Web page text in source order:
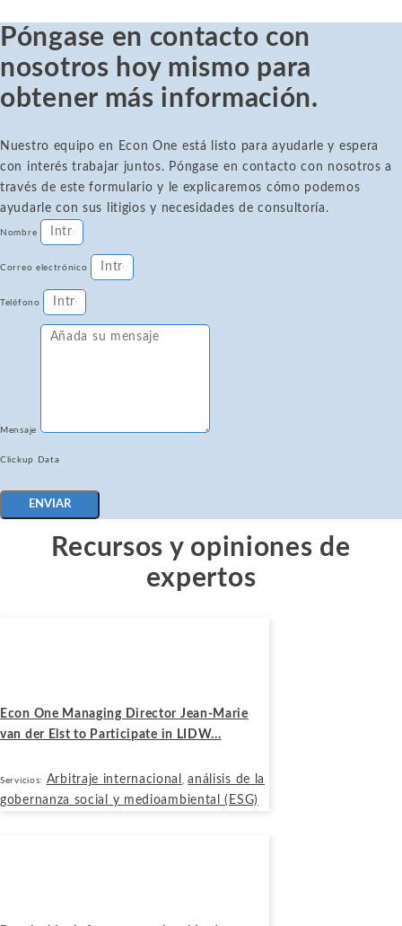
Póngase en contacto con
nosotros hoy mismo para
obtener más información.
Nuestro equipo en Econ One está listo para ayudarle y espera
con interés trabajar juntos. Póngase en contacto con nosotros a
través de este formulario y le explicaremos cómo podemos
ayudarle con sus litigios y necesidades de consultoría.
Nombre
Correo electrónico
Teléfono
Mensaje
Clickup Data
ENVIAR
Recursos y opiniones de
expertos
Econ One Managing Director Jean-Marie
van der Elst to Participate in LIDW...
Servicios: Arbitraje internacional ,análisis de la
gobernanza social y medioambiental (ESG)